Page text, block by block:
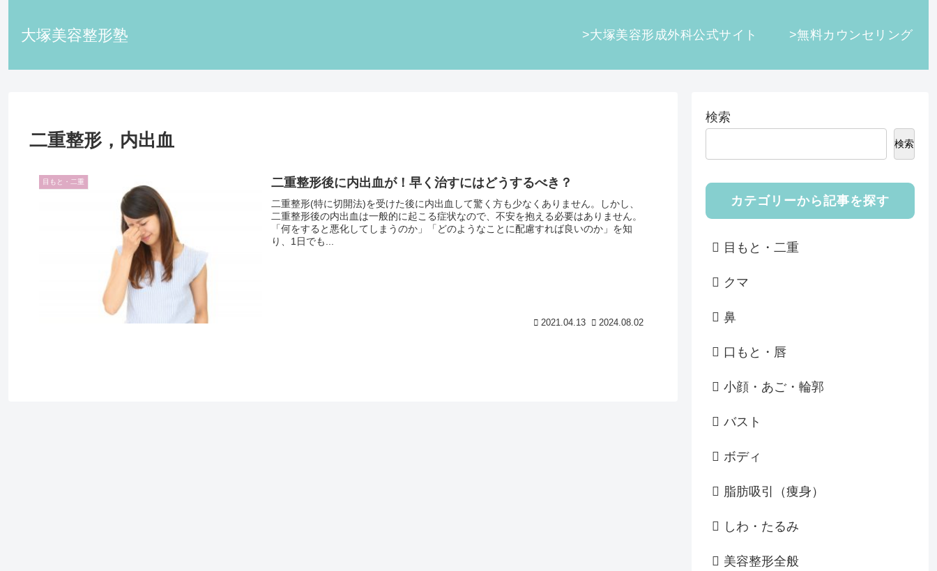
大塚美容整形塾 >大塚美容形成外科公式サイト >無料カウンセリング
二重整形，内出血
目もと・二重 二重整形後に内出血が！早く治すにはどうするべき？
二重整形(特に切開法)を受けた後に内出血して驚く方も少なくありません。しかし、
二重整形後の内出血は一般的に起こる症状なので、不安を抱える必要はありません。
「何をすると悪化してしまうのか」「どのようなことに配慮すれば良いのか」を知
り、1日でも...
2021.04.13 2024.08.02
検索
検索
カテゴリーから記事を探す
目もと・二重
クマ
鼻
口もと・唇
小顔・あご・輪郭
バスト
ボディ
脂肪吸引（痩身）
しわ・たるみ
美容整形全般